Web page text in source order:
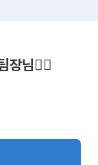
님👍🏻